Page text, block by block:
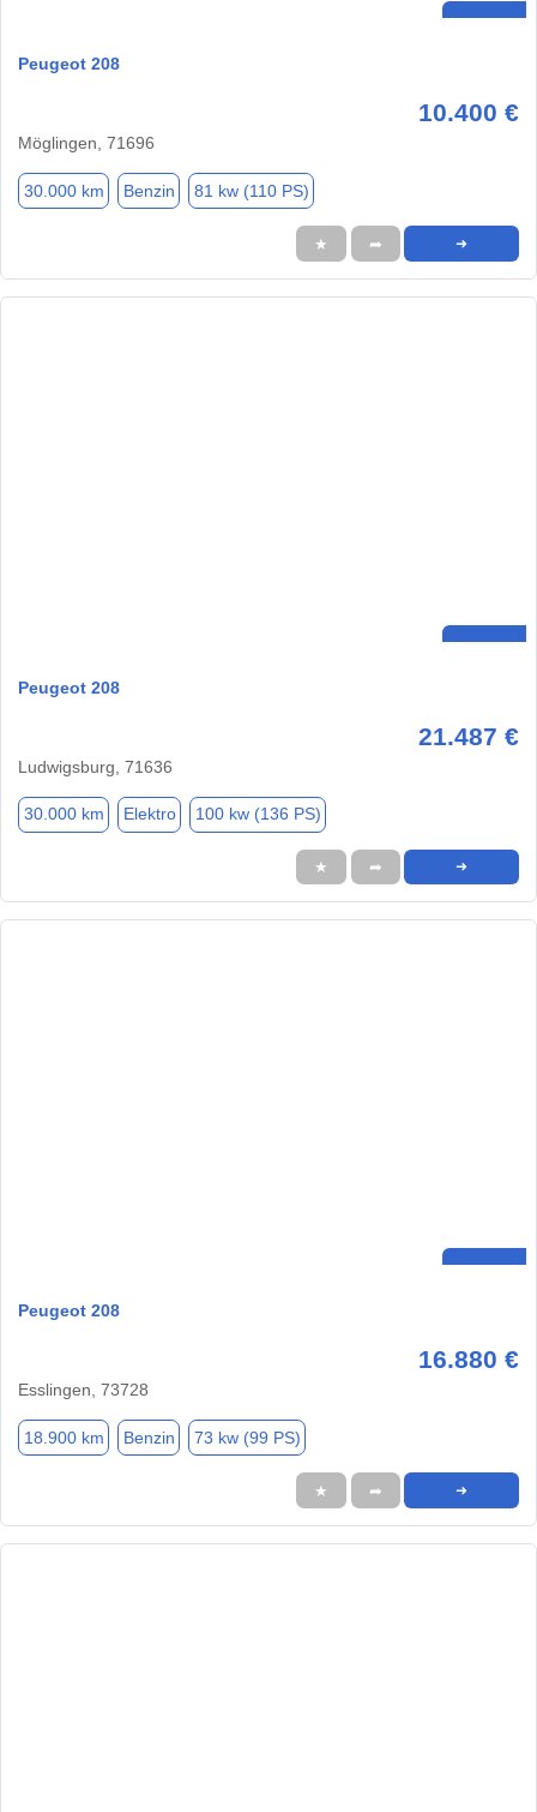
Peugeot 208
10.400 €
Möglingen, 71696
30.000 km Benzin 81 kw (110 PS)
★ ➦ ➜
Peugeot 208
21.487 €
Ludwigsburg, 71636
30.000 km Elektro 100 kw (136 PS)
★ ➦ ➜
Peugeot 208
16.880 €
Esslingen, 73728
18.900 km Benzin 73 kw (99 PS)
★ ➦ ➜